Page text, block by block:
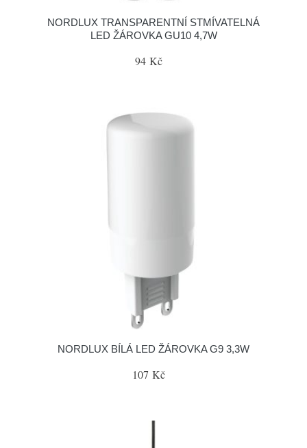
NORDLUX TRANSPARENTNÍ STMÍVATELNÁ
LED ŽÁROVKA GU10 4,7W
94 Kč
NORDLUX BÍLÁ LED ŽÁROVKA G9 3,3W
107 Kč